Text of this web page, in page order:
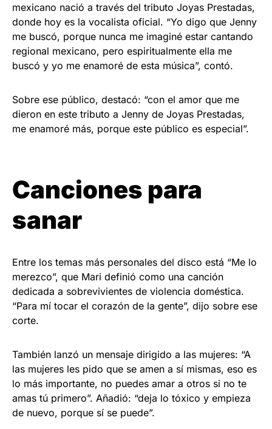
mexicano nació a través del tributo Joyas Prestadas,
donde hoy es la vocalista oficial. “Yo digo que Jenny
me buscó, porque nunca me imaginé estar cantando
regional mexicano, pero espiritualmente ella me
buscó y yo me enamoré de esta música”, contó.
Sobre ese público, destacó: “con el amor que me
dieron en este tributo a Jenny de Joyas Prestadas,
me enamoré más, porque este público es especial”.
Canciones para
sanar
Entre los temas más personales del disco está “Me lo
merezco”, que Mari definió como una canción
dedicada a sobrevivientes de violencia doméstica.
“Para mí tocar el corazón de la gente”, dijo sobre ese
corte.
También lanzó un mensaje dirigido a las mujeres: “A
las mujeres les pido que se amen a sí mismas, eso es
lo más importante, no puedes amar a otros si no te
amas tú primero”. Añadió: “deja lo tóxico y empieza
de nuevo, porque sí se puede”.